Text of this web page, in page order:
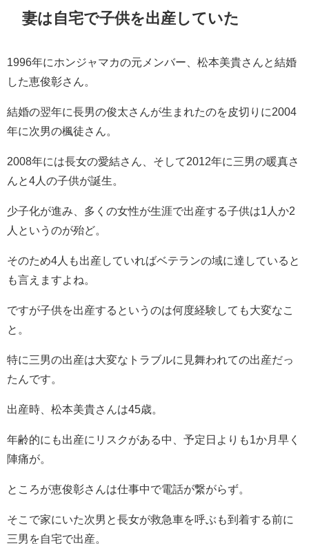
妻は自宅で子供を出産していた
1996年にホンジャマカの元メンバー、松本美貴さんと結婚
した恵俊彰さん。
結婚の翌年に長男の俊太さんが生まれたのを皮切りに2004
年に次男の楓徒さん。
2008年には長女の愛結さん、そして2012年に三男の暖真さ
んと4人の子供が誕生。
少子化が進み、多くの女性が生涯で出産する子供は1人か2
人というのが殆ど。
そのため4人も出産していればベテランの域に達していると
も言えますよね。
ですが子供を出産するというのは何度経験しても大変なこ
と。
特に三男の出産は大変なトラブルに見舞われての出産だっ
たんです。
出産時、松本美貴さんは45歳。
年齢的にも出産にリスクがある中、予定日よりも1か月早く
陣痛が。
ところが恵俊彰さんは仕事中で電話が繋がらず。
そこで家にいた次男と長女が救急車を呼ぶも到着する前に
三男を自宅で出産。